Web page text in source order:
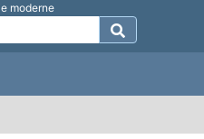
moderne